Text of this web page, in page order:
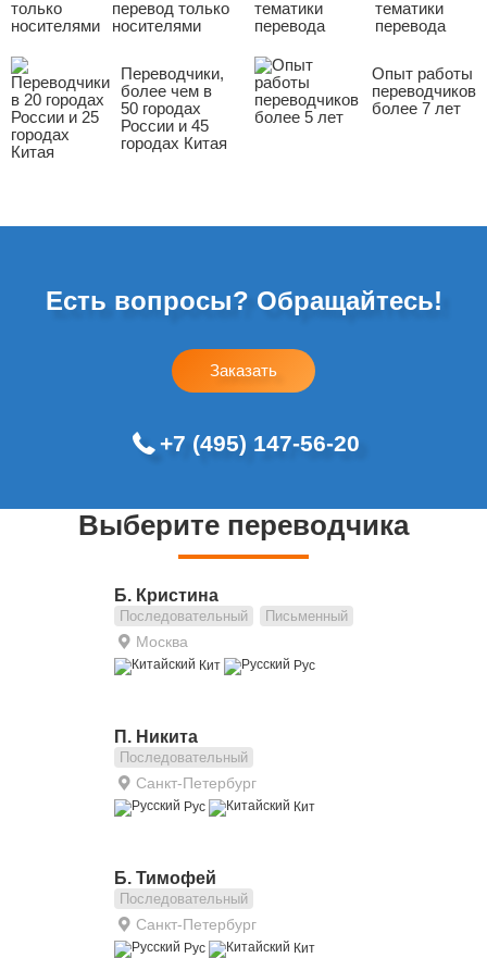
перевод только
носителями
тематики
перевода
Переводчики,
более чем в
50 городах
России и 45
городах Китая
Опыт работы
переводчиков
более 7 лет
Есть вопросы? Обращайтесь!
Заказать
+7 (495) 147-56-20
Выберите переводчика
Б. Кристина
Последовательный Письменный
Москва
Кит Рус
П. Никита
Последовательный
Санкт-Петербург
Рус Кит
Б. Тимофей
Последовательный
Санкт-Петербург
Рус Кит